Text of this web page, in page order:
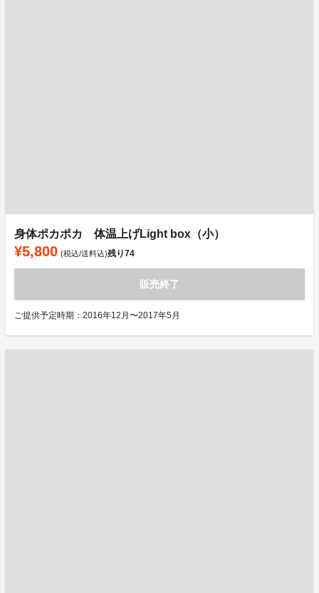
身体ポカポカ 体温上げLight box（小）
¥5,800 (税込/送料込)残り74
販売終了
ご提供予定時期：2016年12月〜2017年5月